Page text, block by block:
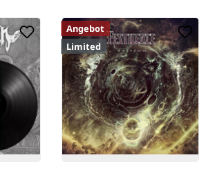
Angebot
Limited